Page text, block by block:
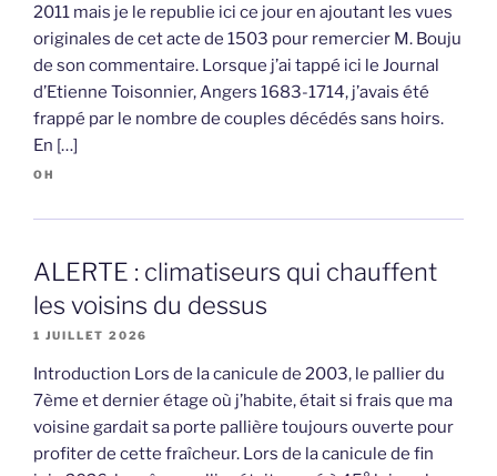
2011 mais je le republie ici ce jour en ajoutant les vues
originales de cet acte de 1503 pour remercier M. Bouju
de son commentaire. Lorsque j’ai tappé ici le Journal
d’Etienne Toisonnier, Angers 1683-1714, j’avais été
frappé par le nombre de couples décédés sans hoirs.
En […]
OH
ALERTE : climatiseurs qui chauffent
les voisins du dessus
1 JUILLET 2026
Introduction Lors de la canicule de 2003, le pallier du
7ème et dernier étage où j’habite, était si frais que ma
voisine gardait sa porte pallière toujours ouverte pour
profiter de cette fraîcheur. Lors de la canicule de fin